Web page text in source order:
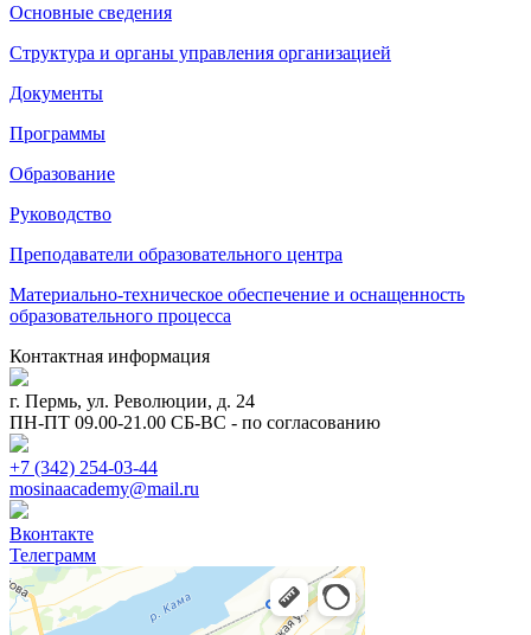
Основные сведения
Структура и органы управления организацией
Документы
Программы
Образование
Руководство
Преподаватели образовательного центра
Материально-техническое обеспечение и оснащенность
образовательного процесса
Контактная информация
г. Пермь, ул. Революции, д. 24
ПН-ПТ 09.00-21.00 СБ-ВС - по согласованию
+7 (342) 254-03-44
mosinaacademy@mail.ru
Вконтакте
Телеграмм